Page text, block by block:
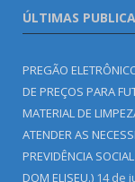
ÚLTIMAS
PREGÃO
DE PREÇOS PARA
MATERIAL DE
ATENDER AS
PREVIDÊNCIA
DOM ELISEU.) 14 de